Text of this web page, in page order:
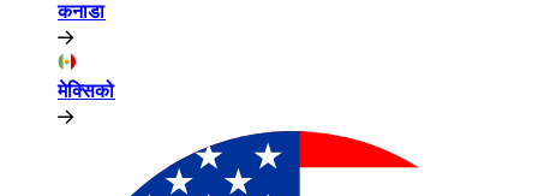
कनाडा​​
मेक्सिको​​